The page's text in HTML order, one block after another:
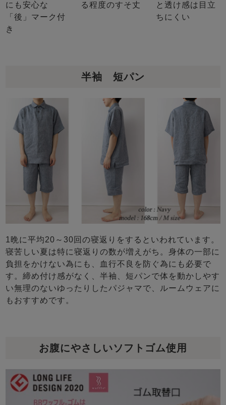
にも安心な
「後」マーク付
き
る程度のすそ丈
と透け感は目立
ちにくい
半袖 短パン
1晩に平均20～30回の寝返りをするといわれています。
寝苦しい夏は特に寝返りの数が増えがち。身体の一部に
負担をかけない為にも、血行不良を防ぐ為にも必要で
す。締め付け感がなく、半袖、短パンで体を動かしやす
い無理のないゆったりしたパジャマで、ルームウェアに
もおすすめです。
お腹にやさしいソフトゴム使用